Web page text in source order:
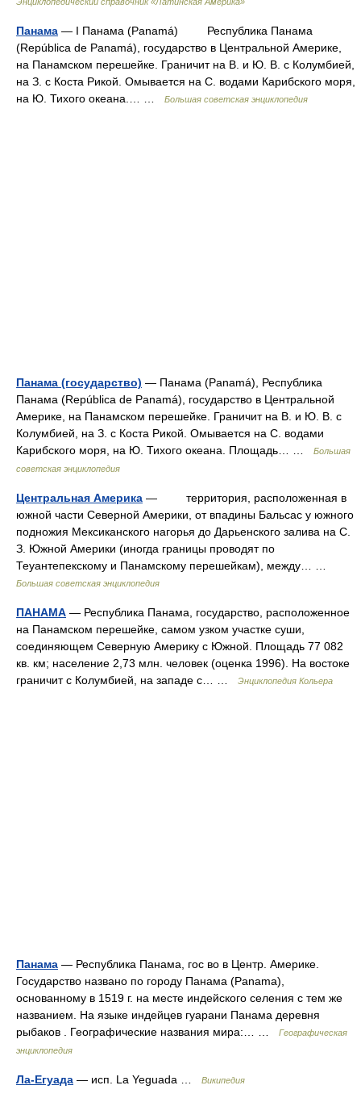
Панама — I Панама (Panamá) Республика Панама
(República de Panamá), государство в Центральной Америке,
на Панамском перешейке. Граничит на В. и Ю. В. с Колумбией,
на З. с Коста Рикой. Омывается на С. водами Карибского моря,
на Ю. Тихого океана.… …
Большая советская энциклопедия
Панама (государство) — Панама (Panamá), Республика
Панама (República de Panamá), государство в Центральной
Америке, на Панамском перешейке. Граничит на В. и Ю. В. с
Колумбией, на З. с Коста Рикой. Омывается на С. водами
Карибского моря, на Ю. Тихого океана. Площадь… …
Большая
советская энциклопедия
Центральная Америка — территория, расположенная в
южной части Северной Америки, от впадины Бальсас у южного
подножия Мексиканского нагорья до Дарьенского залива на С.
З. Южной Америки (иногда границы проводят по
Теуантепекскому и Панамскому перешейкам), между… …
Большая советская энциклопедия
ПАНАМА — Республика Панама, государство, расположенное
на Панамском перешейке, самом узком участке суши,
соединяющем Северную Америку с Южной. Площадь 77 082
кв. км; население 2,73 млн. человек (оценка 1996). На востоке
граничит с Колумбией, на западе с… …
Энциклопедия Кольера
Панама — Республика Панама, гос во в Центр. Америке.
Государство названо по городу Панама (Panama),
основанному в 1519 г. на месте индейского селения с тем же
названием. На языке индейцев гуарани Панама деревня
рыбаков . Географические названия мира:… …
Географическая
энциклопедия
Ла-Егуада — исп. La Yeguada … Википедия